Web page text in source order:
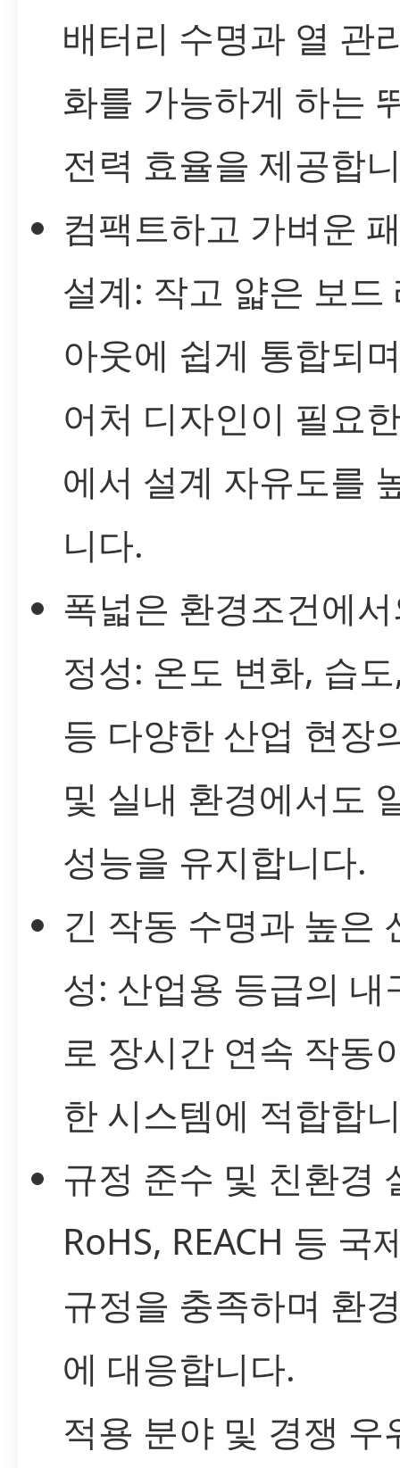
배터리 수명과 열 관
화를 가능하게 하는
전력 효율을 제공합
컴팩트하고 가벼운
설계: 작고 얇은 보드
아웃에 쉽게 통합되
어처 디자인이 필요
에서 설계 자유도를
니다.
폭넓은 환경조건에
정성: 온도 변화, 습
등 다양한 산업 현장
및 실내 환경에서도
성능을 유지합니다.
긴 작동 수명과 높은
성: 산업용 등급의 내
로 장시간 연속 작동
한 시스템에 적합합
규정 준수 및 친환경
RoHS, REACH 등 국
규정을 충족하며 환
에 대응합니다.
적용 분야 및 경쟁 우